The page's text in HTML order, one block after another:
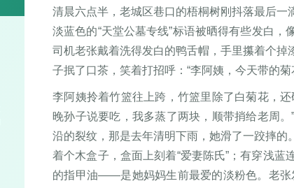
清晨六点半，老城区巷口的梧桐树刚抖落最后
淡蓝色的“天堂公墓专线”标语被晒得有些发白，
司机老张戴着洗得发白的鸭舌帽，手里攥着个
子抿了口茶，笑着打招呼：“李阿姨，今天带的菊
李阿姨拎着竹篮往上跨，竹篮里除了白菊花，
晚孙子说要吃，我多蒸了两块，顺带捎给老周
沿的裂纹，那是去年清明下雨，她滑了一跤摔
着个木盒子，盒面上刻着“爱妻陈氏”；有穿浅
的指甲油——是她妈妈生前最爱的淡粉色。老张